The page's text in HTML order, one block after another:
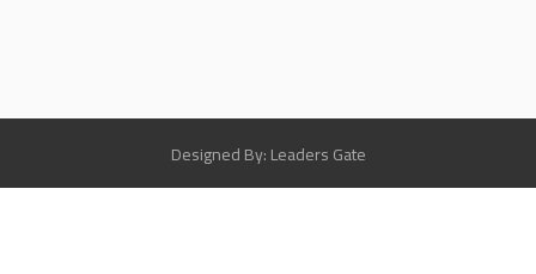
Designed By: Leaders Gate